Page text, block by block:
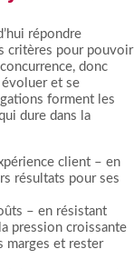
répondre
critères pour pouvoir
donc
évoluer et se
forment les
dure dans la
client – en
résultats pour ses
– en résistant
pression croissante
marges et rester